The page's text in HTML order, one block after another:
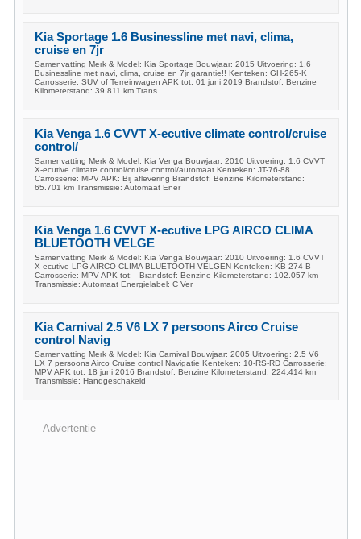
Kia Sportage 1.6 Businessline met navi, clima,
cruise en 7jr
Samenvatting Merk & Model: Kia Sportage Bouwjaar: 2015 Uitvoering: 1.6
Businessline met navi, clima, cruise en 7jr garantie!! Kenteken: GH-265-K
Carrosserie: SUV of Terreinwagen APK tot: 01 juni 2019 Brandstof: Benzine
Kilometerstand: 39.811 km Trans
Kia Venga 1.6 CVVT X-ecutive climate control/cruise
control/
Samenvatting Merk & Model: Kia Venga Bouwjaar: 2010 Uitvoering: 1.6 CVVT
X-ecutive climate control/cruise control/automaat Kenteken: JT-76-88
Carrosserie: MPV APK: Bij aflevering Brandstof: Benzine Kilometerstand:
65.701 km Transmissie: Automaat Ener
Kia Venga 1.6 CVVT X-ecutive LPG AIRCO CLIMA
BLUETOOTH VELGE
Samenvatting Merk & Model: Kia Venga Bouwjaar: 2010 Uitvoering: 1.6 CVVT
X-ecutive LPG AIRCO CLIMA BLUETOOTH VELGEN Kenteken: KB-274-B
Carrosserie: MPV APK tot: - Brandstof: Benzine Kilometerstand: 102.057 km
Transmissie: Automaat Energielabel: C Ver
Kia Carnival 2.5 V6 LX 7 persoons Airco Cruise
control Navig
Samenvatting Merk & Model: Kia Carnival Bouwjaar: 2005 Uitvoering: 2.5 V6
LX 7 persoons Airco Cruise control Navigatie Kenteken: 10-RS-RD Carrosserie:
MPV APK tot: 18 juni 2016 Brandstof: Benzine Kilometerstand: 224.414 km
Transmissie: Handgeschakeld
Advertentie